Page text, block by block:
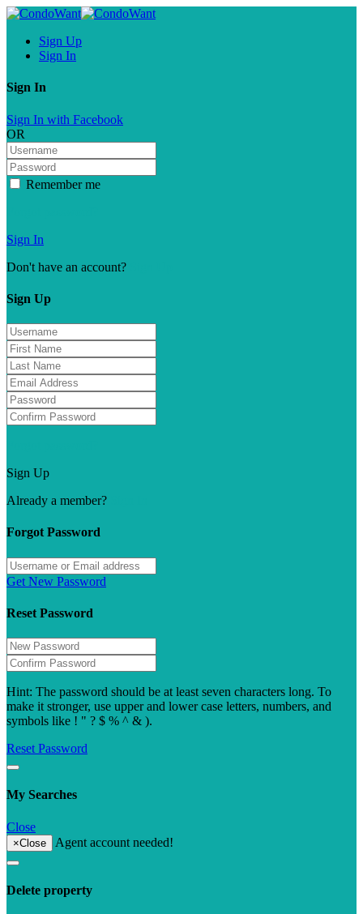
Sign Up
Sign In
Sign In
Sign In with Facebook
OR
Remember me
Sign In
Don't have an account?
Sign Up
Sign Up
Already a member?
Forgot Password
Get New Password
Reset Password
Hint: The password should be at least seven characters long. To
make it stronger, use upper and lower case letters, numbers, and
symbols like ! " ? $ % ^ & ).
Reset Password
My Searches
Close
×Close Agent account needed!
Delete property